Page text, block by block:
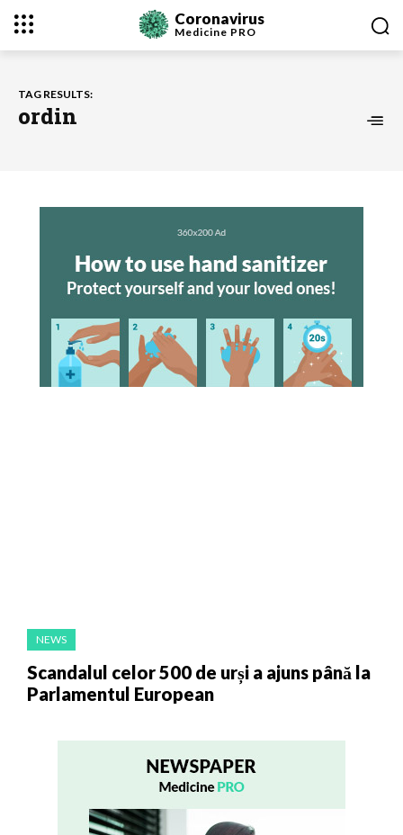
Coronavirus
Medicine PRO
TAG RESULTS:
ordin
NEWS
Scandalul celor 500 de urși a ajuns până la
Parlamentul European